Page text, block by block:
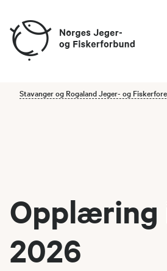
Stavanger og Rogaland Jeger- og
Opplæring
2026